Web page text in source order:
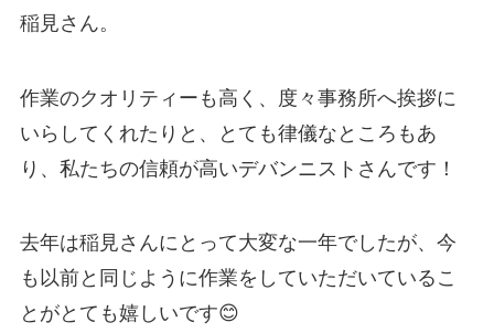
稲見さん。
作業のクオリティーも高く、度々事務所へ挨拶に
いらしてくれたりと、とても律儀なところもあ
り、私たちの信頼が高いデバンニストさんです！
去年は稲見さんにとって大変な一年でしたが、今
も以前と同じように作業をしていただいているこ
とがとても嬉しいです😊